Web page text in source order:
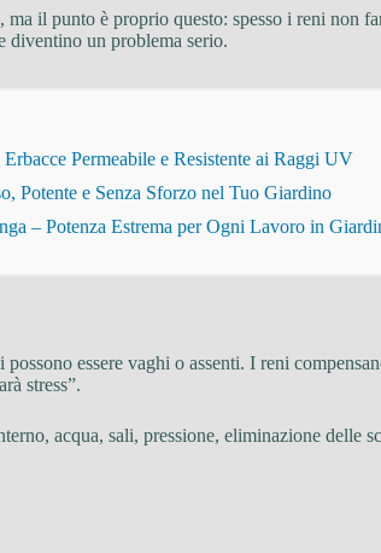
il punto è proprio questo: spesso i reni non
diventino un problema serio.
Permeabile e Resistente ai Raggi UV
Potente e Senza Sforzo nel Tuo Giardino
– Potenza Estrema per Ogni Lavoro in
possono essere vaghi o assenti. I reni
stress”.
acqua, sali, pressione, eliminazione delle